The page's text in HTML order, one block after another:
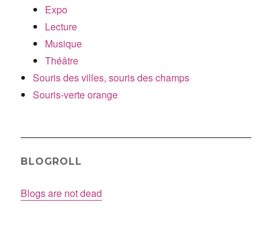
Expo
Lecture
Musique
Théâtre
Souris des villes, souris des champs
Souris-verte orange
BLOGROLL
Blogs are not dead